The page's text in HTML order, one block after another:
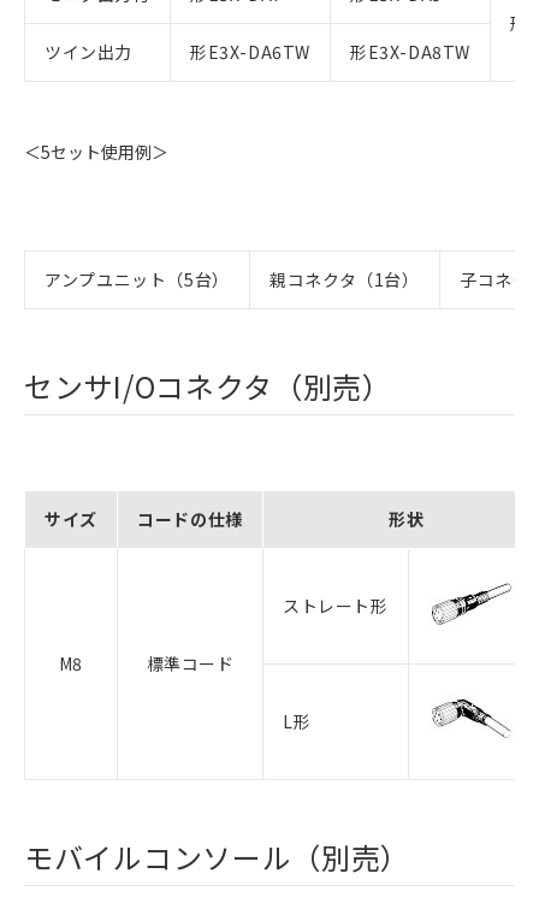
形
ツイン出力
形E3X-DA6TW 形E3X-DA8TW
＜5セット使用例＞
アンプユニット（5台） 親コネクタ（1台） 子コネク
センサI/Oコネクタ（別売）
サイズ コードの仕様 形状
M8 標準コード
ストレート形
L形
モバイルコンソール（別売）